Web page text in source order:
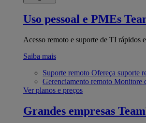
Uso pessoal e PMEs
Acesso remoto e suporte de TI rápidos
Saiba mais
Suporte remoto Ofereça suporte
Gerenciamento remoto Monitore
Ver planos e preços
Grandes empresas